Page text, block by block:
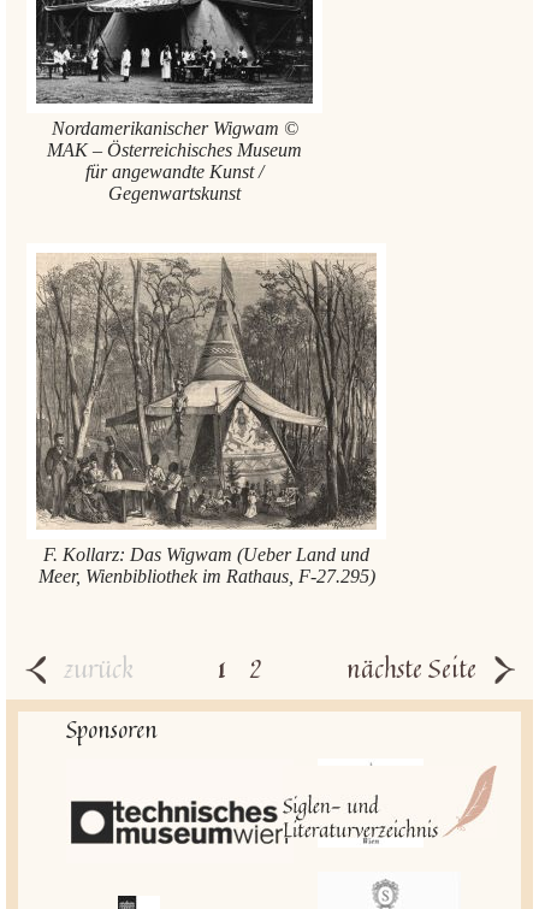
Nordamerikanischer Wigwam ©
MAK – Österreichisches Museum
für angewandte Kunst /
Gegenwartskunst
F. Kollarz: Das Wigwam (Ueber Land und
Meer, Wienbibliothek im Rathaus, F-27.295)
zurück 1 2 nächste Seite
Sponsoren